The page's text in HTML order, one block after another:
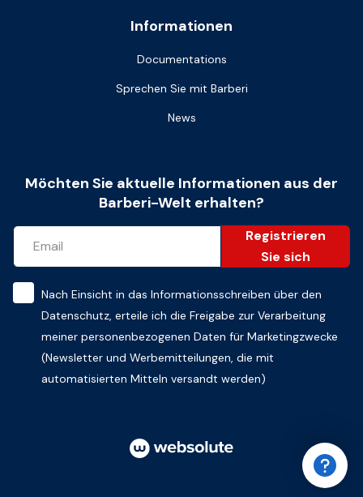
Informationen
Documentations
Sprechen Sie mit Barberi
News
Möchten Sie aktuelle Informationen aus der
Barberi-Welt erhalten?
Registrieren
Sie sich
Nach Einsicht in das Informationsschreiben über den
Datenschutz, erteile ich die Freigabe zur Verarbeitung
meiner personenbezogenen Daten für Marketingzwecke
(Newsletter und Werbemitteilungen, die mit
automatisierten Mitteln versandt werden)